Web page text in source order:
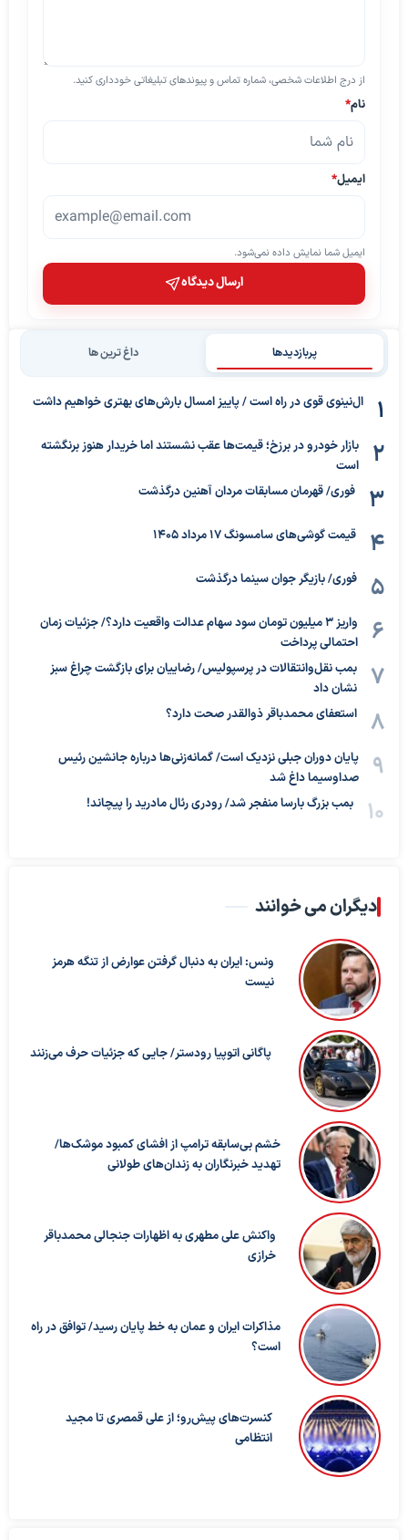
از درج اطلاعات شخصی، شماره تماس و پیوندهای تبلیغاتی خودداری کنید.
نام*
ایمیل*
ایمیل شما نمایش داده نمی‌شود.
ارسال دیدگاه
پربازدیدها داغ ترین ها
ال‌نینوی قوی در راه است / پاییز امسال بارش‌های بهتری خواهیم داشت
بازار خودرو در برزخ؛ قیمت‌ها عقب نشستند اما خریدار هنوز برنگشته
است
فوری/ قهرمان مسابقات مردان آهنین درگذشت
قیمت گوشی‌های سامسونگ 17 مرداد 1405
فوری/ بازیگر جوان سینما درگذشت
واریز ۳ میلیون تومان سود سهام عدالت واقعیت دارد؟/ جزئیات زمان
احتمالی پرداخت
بمب نقل‌وانتقالات در پرسپولیس/ رضاییان برای بازگشت چراغ سبز
نشان داد
استعفای محمدباقر ذوالقدر صحت دارد؟
پایان دوران جبلی نزدیک است/ گمانه‌زنی‌ها درباره جانشین رئیس
صداوسیما داغ شد
بمب بزرگ بارسا منفجر شد/ رودری رئال مادرید را پیچاند!
دیگران می خوانند
ونس: ایران به دنبال گرفتن عوارض از تنگه هرمز
نیست
پاگانی اتوپیا رودستر/ جایی که جزئیات حرف می‌زنند
خشم بی‌سابقه ترامپ از افشای کمبود موشک‌ها/
تهدید خبرنگاران به زندان‌های طولانی
واکنش علی مطهری به اظهارات جنجالی محمدباقر
خرازی
مذاکرات ایران و عمان به خط پایان رسید/ توافق در راه
است؟
کنسرت‌های پیش‌رو؛ از علی قمصری تا مجید
انتظامی